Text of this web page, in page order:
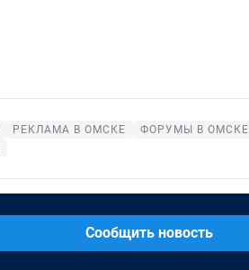
РЕКЛАМА В ОМСКЕ
ФОРУМЫ В ОМСКЕ
Сообщить новость